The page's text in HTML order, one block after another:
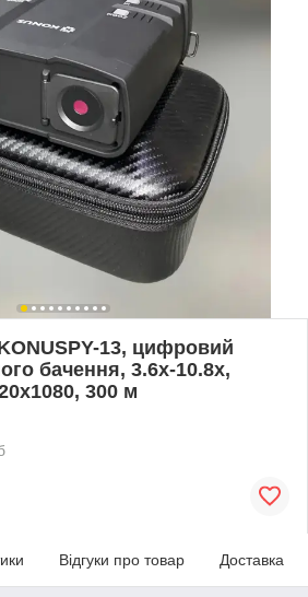
13, цифровий
бачення, 3.6x-10.8x,
300 м
Відгуки про товар Доставка